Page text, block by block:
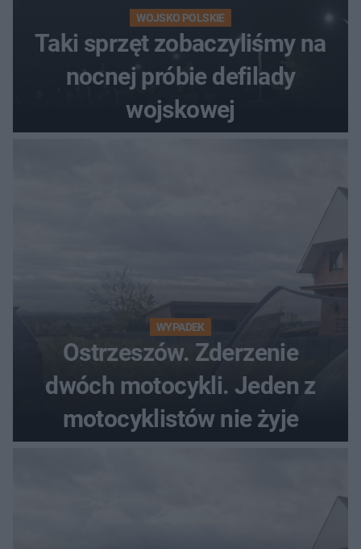
WOJSKO POLSKIE
Taki sprzęt zobaczyliśmy na
nocnej próbie defilady
wojskowej
WYPADEK
Ostrzeszów. Zderzenie
dwóch motocykli. Jeden z
motocyklistów nie żyje